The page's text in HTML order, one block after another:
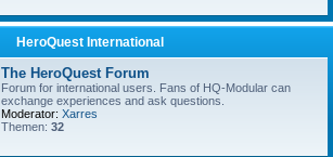
HeroQuest International
The HeroQuest Forum
Forum for international users. Fans of HQ-Modular can
exchange experiences and ask questions.
Moderator: Xarres
Themen: 32